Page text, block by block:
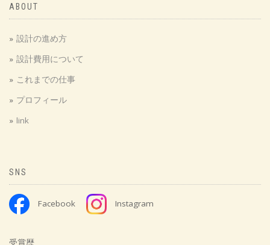
ABOUT
設計の進め方
設計費用について
これまでの仕事
プロフィール
link
SNS
Facebook Instagram